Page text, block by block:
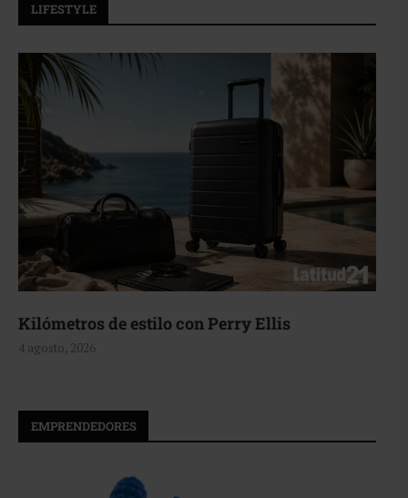
LIFESTYLE
Aerie, texturas que fluyen
4 agosto, 2026
EMPRENDEDORES